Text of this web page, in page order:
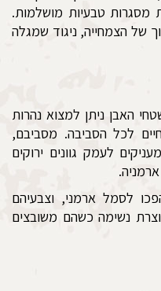
טבעיות מושלמות.
של הצמחייה, ניגוד שמגלה
האבן ניתן למצוא נהרות
לכל הסביבה. מסביבם,
לעמק גוונים ירוקים
לסמל ארמני, וצבעיהם
נשימה כשהם משובצים